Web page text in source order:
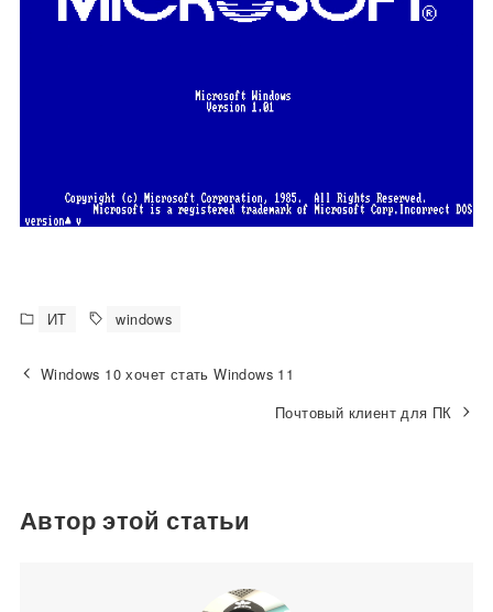
ИТ windows
Windows 10 хочет стать Windows 11
Почтовый клиент для ПК
Автор этой статьи